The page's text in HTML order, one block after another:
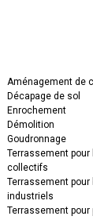
Aménagement de
Décapage de sol
Enrochement
Démolition
Goudronnage
Terrassement
collectifs
Terrassement pour
industriels
Terrassement pour